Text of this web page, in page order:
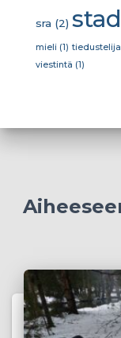
sra (2)
mieli (1) tiedustelija
viestintä (1)